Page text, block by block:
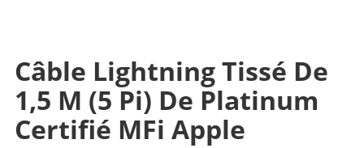
Câble Lightning Tissé De
1,5 M (5 Pi) De Platinum
Certifié MFi Apple